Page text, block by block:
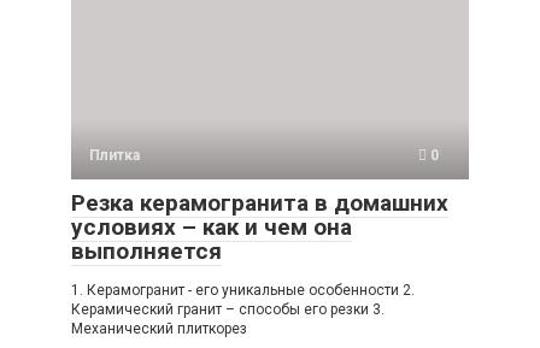
Плитка 0
Резка керамогранита в домашних
условиях – как и чем она
выполняется
1. Керамогранит - его уникальные особенности 2.
Керамический гранит – способы его резки 3.
Механический плиткорез